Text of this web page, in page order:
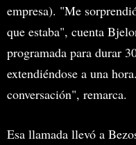
empresa). "Me
que estaba", cuenta
programada para durar
extendiéndose a una
conversación", remarca.
Esa llamada llevó a